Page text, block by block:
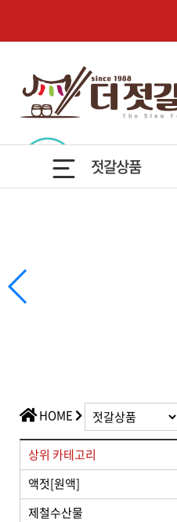
젓갈상품
HOME
상위 카테고리
액젓[원액]
제철수산물